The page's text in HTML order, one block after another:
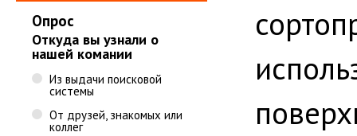
Опрос
Откуда вы узнали о
нашей комании
Из выдачи поисковой
системы
От друзей, знакомых или
коллег